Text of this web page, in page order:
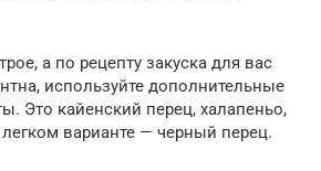
а по рецепту закуска для вас
используйте дополнительные
Это кайенский перец, халапеньо,
варианте — черный перец.